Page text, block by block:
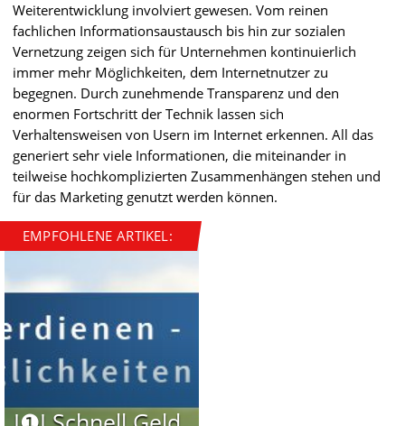
Weiterentwicklung involviert gewesen. Vom reinen
fachlichen Informationsaustausch bis hin zur sozialen
Vernetzung zeigen sich für Unternehmen kontinuierlich
immer mehr Möglichkeiten, dem Internetnutzer zu
begegnen. Durch zunehmende Transparenz und den
enormen Fortschritt der Technik lassen sich
Verhaltensweisen von Usern im Internet erkennen. All das
generiert sehr viele Informationen, die miteinander in
teilweise hochkomplizierten Zusammenhängen stehen und
für das Marketing genutzt werden können.
EMPFOHLENE ARTIKEL: